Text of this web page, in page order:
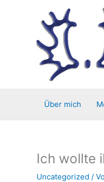
Über mich
Ich wollte
Uncategorized /